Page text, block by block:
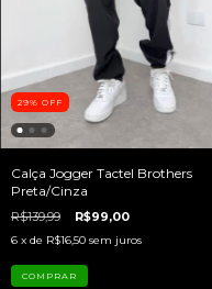
29% OFF
Calça Jogger Tactel Brothers
Preta/Cinza
R$139,99 R$99,00
6 x de R$16,50 sem juros
COMPRAR